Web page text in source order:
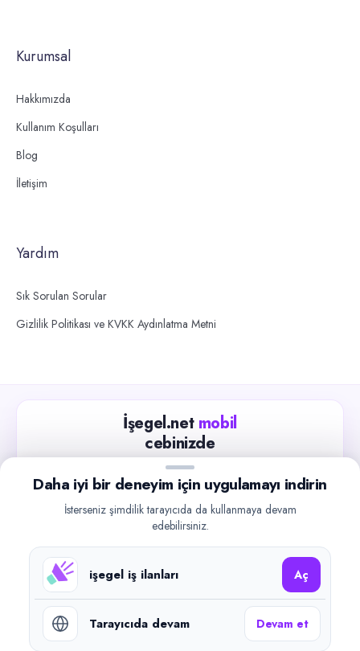
Kurumsal
Hakkımızda
Kullanım Koşulları
Blog
İletişim
Yardım
Sık Sorulan Sorular
Gizlilik Politikası ve KVKK Aydınlatma Metni
İşegel.net mobil
cebinizde
Güncel iş ilanlarını takip edin, işverenlerle hızlıca
iletişime geçin.
Google Play
©2026işegel.net. Tüm hakları saklıdır.
Daha iyi bir deneyim için uygulamayı indirin
İsterseniz şimdilik tarayıcıda da kullanmaya devam
edebilirsiniz.
işegel iş ilanları Aç
Tarayıcıda devam Devam et